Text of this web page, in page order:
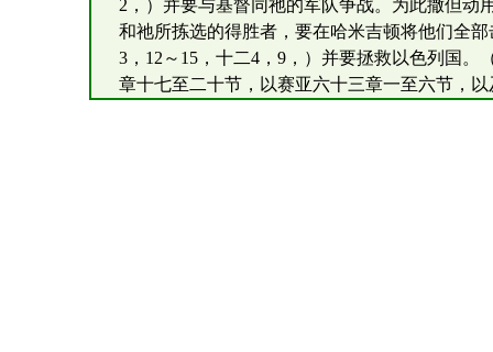
2，）并要与基督同祂的军队争战。为此撒但动
和祂所拣选的得胜者，要在哈米吉顿将他们全
3，12～15，十二4，9，）并要拯救以色列国。
章十七至二十节，以赛亚六十三章一至六节，